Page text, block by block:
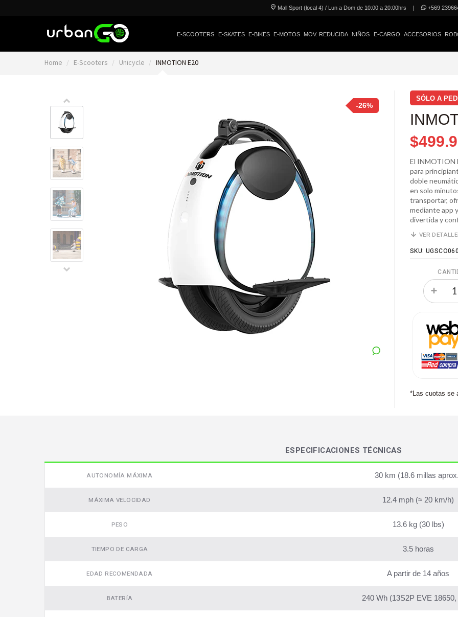
Mall Sport (local 4) / Lun a Dom de 10:00 a 20:00hrs | +569
E-SCOOTERS E-SKATES E-BIKES E-MOTOS MOV. REDUCIDA NIÑOS E-CARGO ACCESORIOS
Home E-Scooters Unicycle INMOTION E20
-26%
SÓLO A
El INMOTION
para
doble
en solo
transportar,
mediante app
divertida y
VER
SKU:
*Las cuotas se
ESPECIFICACIONES TÉCNICAS
AUTONOMÍA MÁXIMA 30 km (18.6 millas
MÁXIMA VELOCIDAD 12.4 mph (≈ 20 km/h)
PESO 13.6 kg (30 lbs)
TIEMPO DE CARGA 3.5 horas
EDAD RECOMENDADA A partir de 14 años
BATERÍA 240 Wh (13S2P EVE 18650,